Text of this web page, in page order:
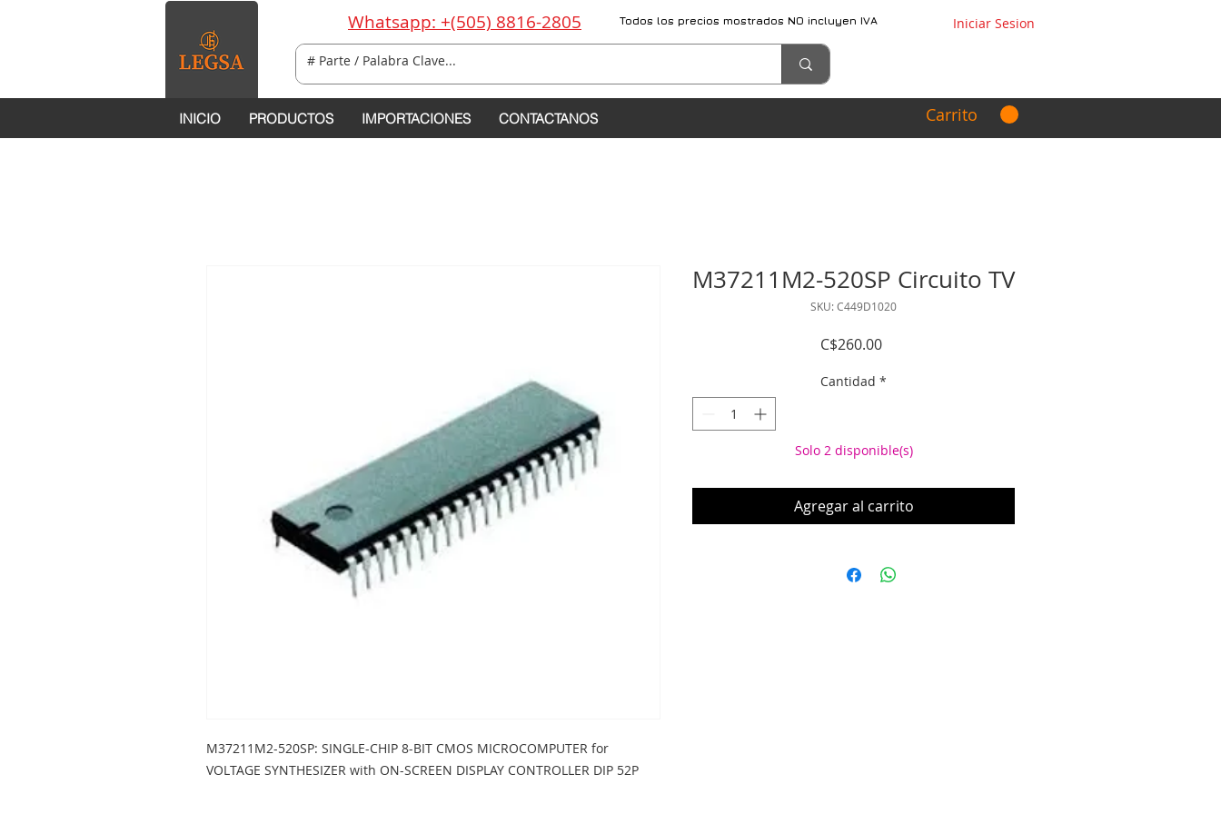
Whatsapp: +(505) 8816-2805 Todos los precios mostrados NO incluyen IVA Iniciar Sesion
INICIO PRODUCTOS IMPORTACIONES CONTACTANOS Carrito
M37211M2-520SP: SINGLE-CHIP 8-BIT CMOS MICROCOMPUTER for
VOLTAGE SYNTHESIZER with ON-SCREEN DISPLAY CONTROLLER DIP 52P
M37211M2-520SP Circuito TV
SKU: C449D1020
C$260.00Precio
Cantidad *
Solo 2 disponible(s)
Agregar al carrito